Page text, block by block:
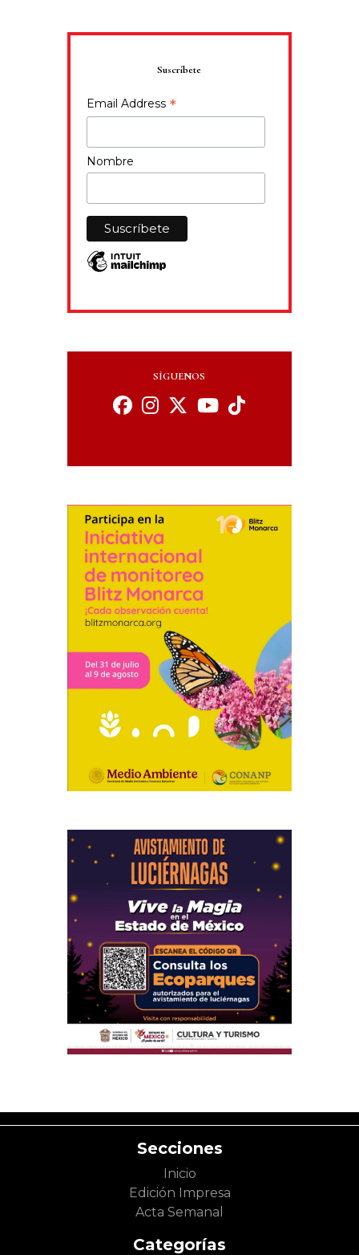
Suscríbete
Email Address *
Nombre
SÍGUENOS
Secciones
Inicio
Edición Impresa
Acta Semanal
Categorías